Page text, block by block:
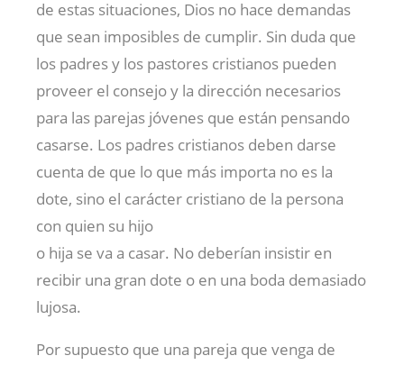
de estas situaciones, Dios no hace demandas
que sean imposibles de cumplir. Sin duda que
los padres y los pastores cristianos pueden
proveer el consejo y la dirección necesarios
para las parejas jóvenes que están pensando
casarse. Los padres cristianos deben darse
cuenta de que lo que más importa no es la
dote, sino el carácter cristiano de la persona
con quien su hijo
o hija se va a casar. No deberían insistir en
recibir una gran dote o en una boda demasiado
lujosa.
Por supuesto que una pareja que venga de